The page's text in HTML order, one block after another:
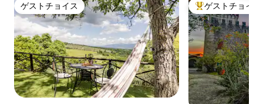
ゲストチョイス
ゲストチョイス 大好評のゲスト
ゲストチョイス